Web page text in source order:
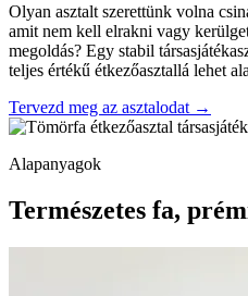
Olyan asztalt szerettünk volna
amit nem kell elrakni vagy
megoldás? Egy stabil
teljes értékű étkezőasztallá lehet
Tervezd meg az asztalodat →
Alapanyagok
Természetes fa,